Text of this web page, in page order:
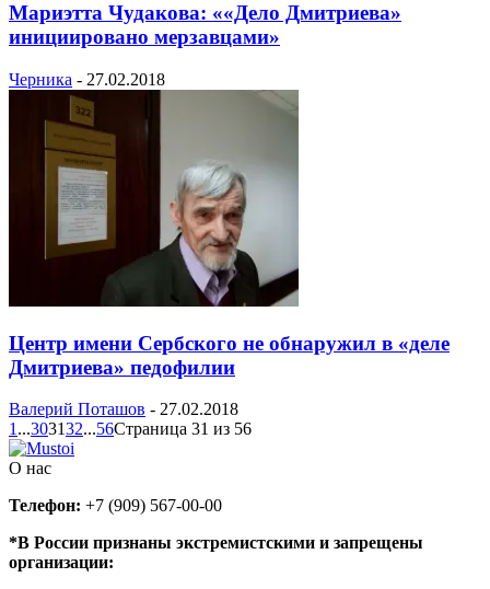
Мариэтта Чудакова: ««Дело Дмитриева»
инициировано мерзавцами»
Черника - 27.02.2018
Центр имени Сербского не обнаружил в «деле
Дмитриева» педофилии
Валерий Поташов - 27.02.2018
1 ...303132...56Страница 31 из 56
О нас
Телефон: +7 (909) 567-00-00
*В России признаны экстремистскими и запрещены
организации: